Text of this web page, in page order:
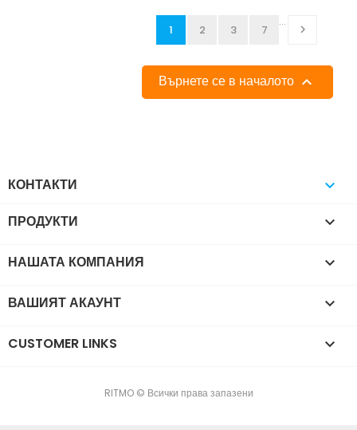
1 2 3
…
7 
Върнете се в началото 
КОНТАКТИ 
ПРОДУКТИ 
НАШАТА КОМПАНИЯ 
ВАШИЯТ АКАУНТ 
CUSTOMER LINKS 
RITMO © Всички права запазени